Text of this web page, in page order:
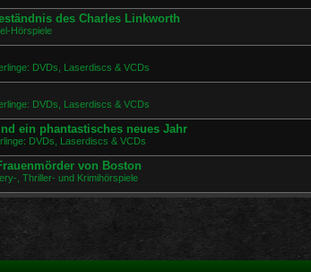
des Charles Linkworth
Hörspiele
DVDs, Laserdiscs & VCDs
DVDs, Laserdiscs & VCDs
ein phantastisches neues Jahr
DVDs, Laserdiscs & VCDs
von Boston
, Thriller- und Krimihörspiele